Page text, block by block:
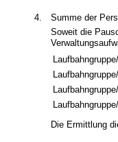
4.
Summe der
Soweit die
Die Ermittlung